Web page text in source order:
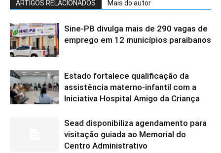
ARTIGOS RELACIONADOS Mais do autor
Sine-PB divulga mais de 290 vagas de
emprego em 12 municípios paraibanos
Estado fortalece qualificação da
assistência materno-infantil com a
Iniciativa Hospital Amigo da Criança
Sead disponibiliza agendamento para
visitação guiada ao Memorial do
Centro Administrativo